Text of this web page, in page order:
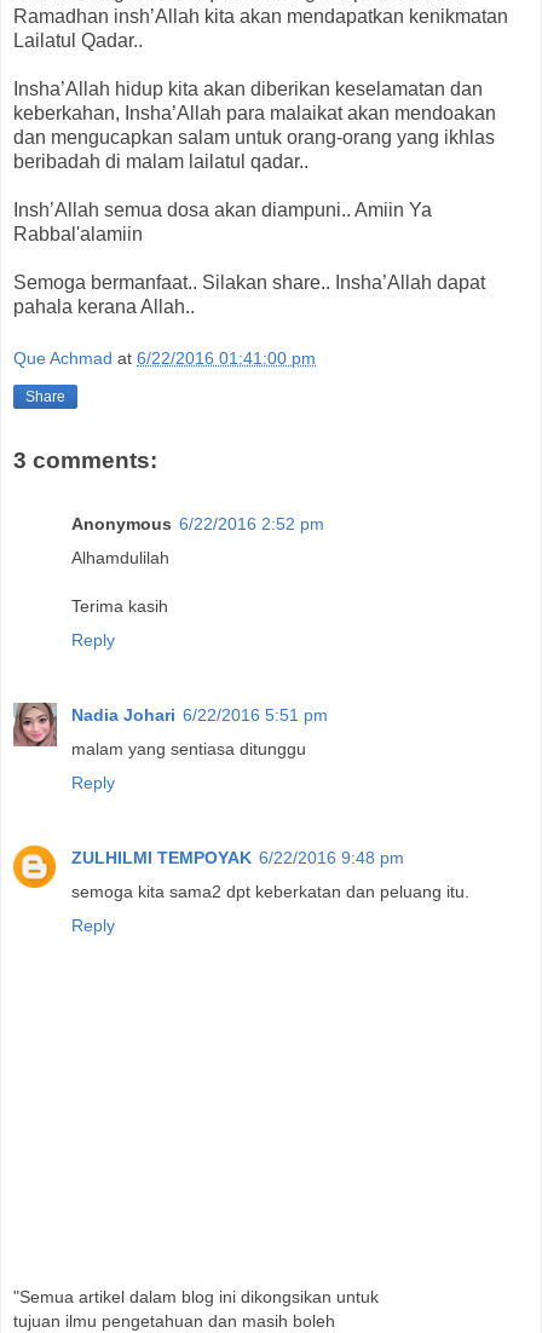
Ramadhan insh’Allah kita akan mendapatkan kenikmatan
Lailatul Qadar..
Insha’Allah hidup kita akan diberikan keselamatan dan
keberkahan, Insha’Allah para malaikat akan mendoakan
dan mengucapkan salam untuk orang-orang yang ikhlas
beribadah di malam lailatul qadar..
Insh’Allah semua dosa akan diampuni.. Amiin Ya
Rabbal'alamiin
Semoga bermanfaat.. Silakan share.. Insha’Allah dapat
pahala kerana Allah..
Que Achmad at 6/22/2016 01:41:00 pm
Share
3 comments:
Anonymous 6/22/2016 2:52 pm
Alhamdulilah
Terima kasih
Reply
Nadia Johari 6/22/2016 5:51 pm
malam yang sentiasa ditunggu
Reply
ZULHILMI TEMPOYAK 6/22/2016 9:48 pm
semoga kita sama2 dpt keberkatan dan peluang itu.
Reply
"Semua artikel dalam blog ini dikongsikan untuk
tujuan ilmu pengetahuan dan masih boleh